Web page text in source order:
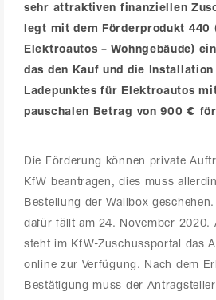
sehr attraktiven finanziellen
legt mit dem Förderprodukt 440
Elektroautos – Wohngebäude)
das den Kauf und die
Ladepunktes für Elektroautos
pauschalen Betrag von 900 €
Die Förderung können private
KfW beantragen, dies muss
Bestellung der Wallbox
dafür fällt am 24. November 2020.
steht im KfW-Zuschussportal das
online zur Verfügung. Nach dem
Bestätigung muss der